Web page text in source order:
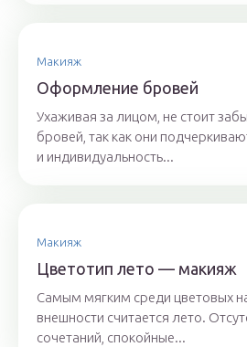
Макияж
Оформление бровей
Ухаживая за лицом, не стоит
бровей, так как они
и индивидуальность...
Макияж
Цветотип лето — макияж
Самым мягким среди цветовых
внешности считается лето.
сочетаний, спокойные...